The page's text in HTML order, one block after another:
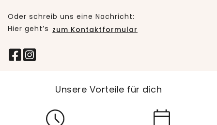
Oder schreib uns eine Nachricht:
Hier geht’s zum Kontaktformular
Unsere Vorteile für dich